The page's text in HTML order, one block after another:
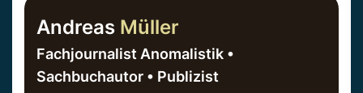
Andreas Müller
Fachjournalist Anomalistik •
Sachbuchautor • Publizist